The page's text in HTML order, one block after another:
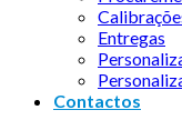
Entregas
Contactos